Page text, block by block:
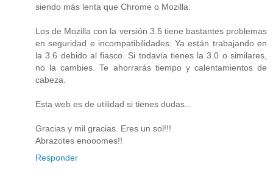
siendo más lenta que Chrome o Mozilla.
Los de Mozilla con la versión 3.5 tiene bastantes problemas
en seguridad e incompatibilidades. Ya están trabajando en
la 3.6 debido al fiasco. Si todavía tienes la 3.0 o similares,
no la cambies. Te ahorrarás tiempo y calentamientos de
cabeza.
Esta web es de utilidad si tienes dudas...
Gracias y mil gracias. Eres un sol!!!
Abrazotes enooomes!!
Responder